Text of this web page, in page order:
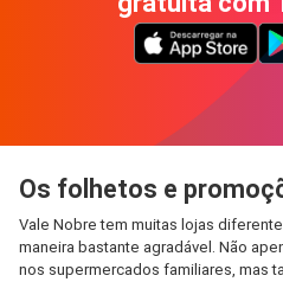
Os folhetos e
Vale Nobre tem muitas lojas
maneira bastante agradável. Não
nos supermercados familiares, mas